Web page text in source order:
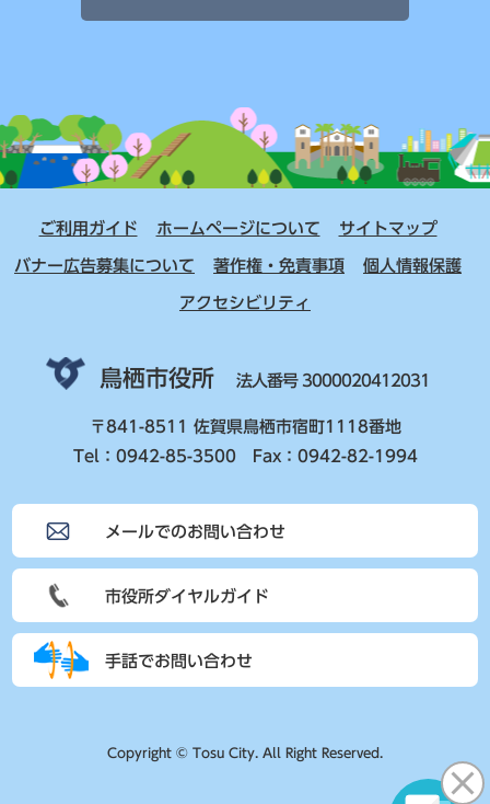
ご利用ガイド ホームページについて サイトマップ
バナー広告募集について 著作権・免責事項 個人情報保護
アクセシビリティ
鳥栖市役所 法人番号 3000020412031
〒841-8511 佐賀県鳥栖市宿町1118番地
Tel：0942-85-3500 Fax：0942-82-1994
メールでのお問い合わせ
市役所ダイヤルガイド
手話でお問い合わせ
Copyright © Tosu City. All Right Reserved.